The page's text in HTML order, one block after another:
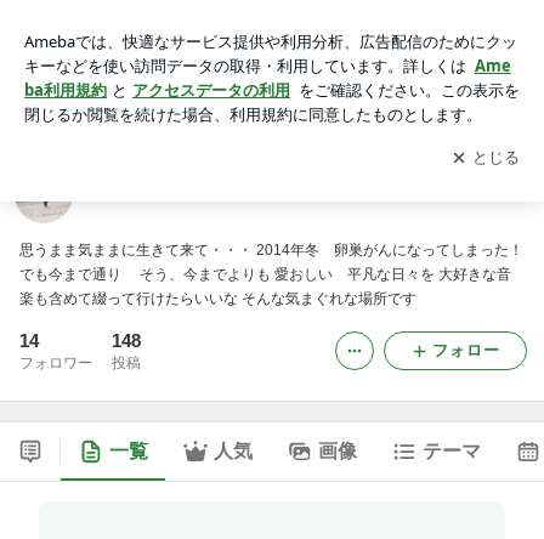
アプリをダウンロードして ブログの更新通知
を受け取りまし
ょう。
開く
思うまま気ままに生きて来て・・・ 2014年冬 卵巣がんになってしまった！
でも今まで通り そう、今までよりも 愛おしい 平凡な日々を 大好きな音
楽も含めて綴って行けたらいいな そんな気まぐれな場所です
14
フォロワー
148
投稿
フォロー
一覧 人気 画像 テーマ